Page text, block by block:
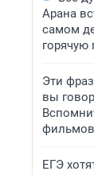
Арана
самом
горячую
Эти
вы
ЕГЭ